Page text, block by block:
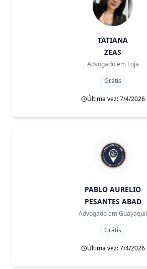
TATIANA
ZEAS
Advogado em Loja
Grátis
Última vez: 7/4/2026
PABLO AURELIO
PESANTES ABAD
Advogado emGuayaquil
Grátis
Última vez: 7/4/2026